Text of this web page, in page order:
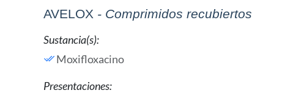
AVELOX - Comprimidos recubiertos
Sustancia(s):
Moxifloxacino
Presentaciones: